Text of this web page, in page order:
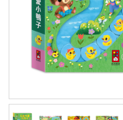
海外購物免煩惱！點我查看『